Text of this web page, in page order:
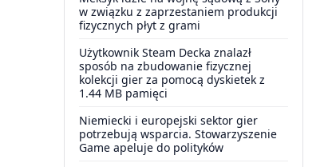
w związku z zaprzestaniem produkcji
fizycznych płyt z grami
Użytkownik Steam Decka znalazł
sposób na zbudowanie fizycznej
kolekcji gier za pomocą dyskietek z
1.44 MB pamięci
Niemiecki i europejski sektor gier
potrzebują wsparcia. Stowarzyszenie
Game apeluje do polityków